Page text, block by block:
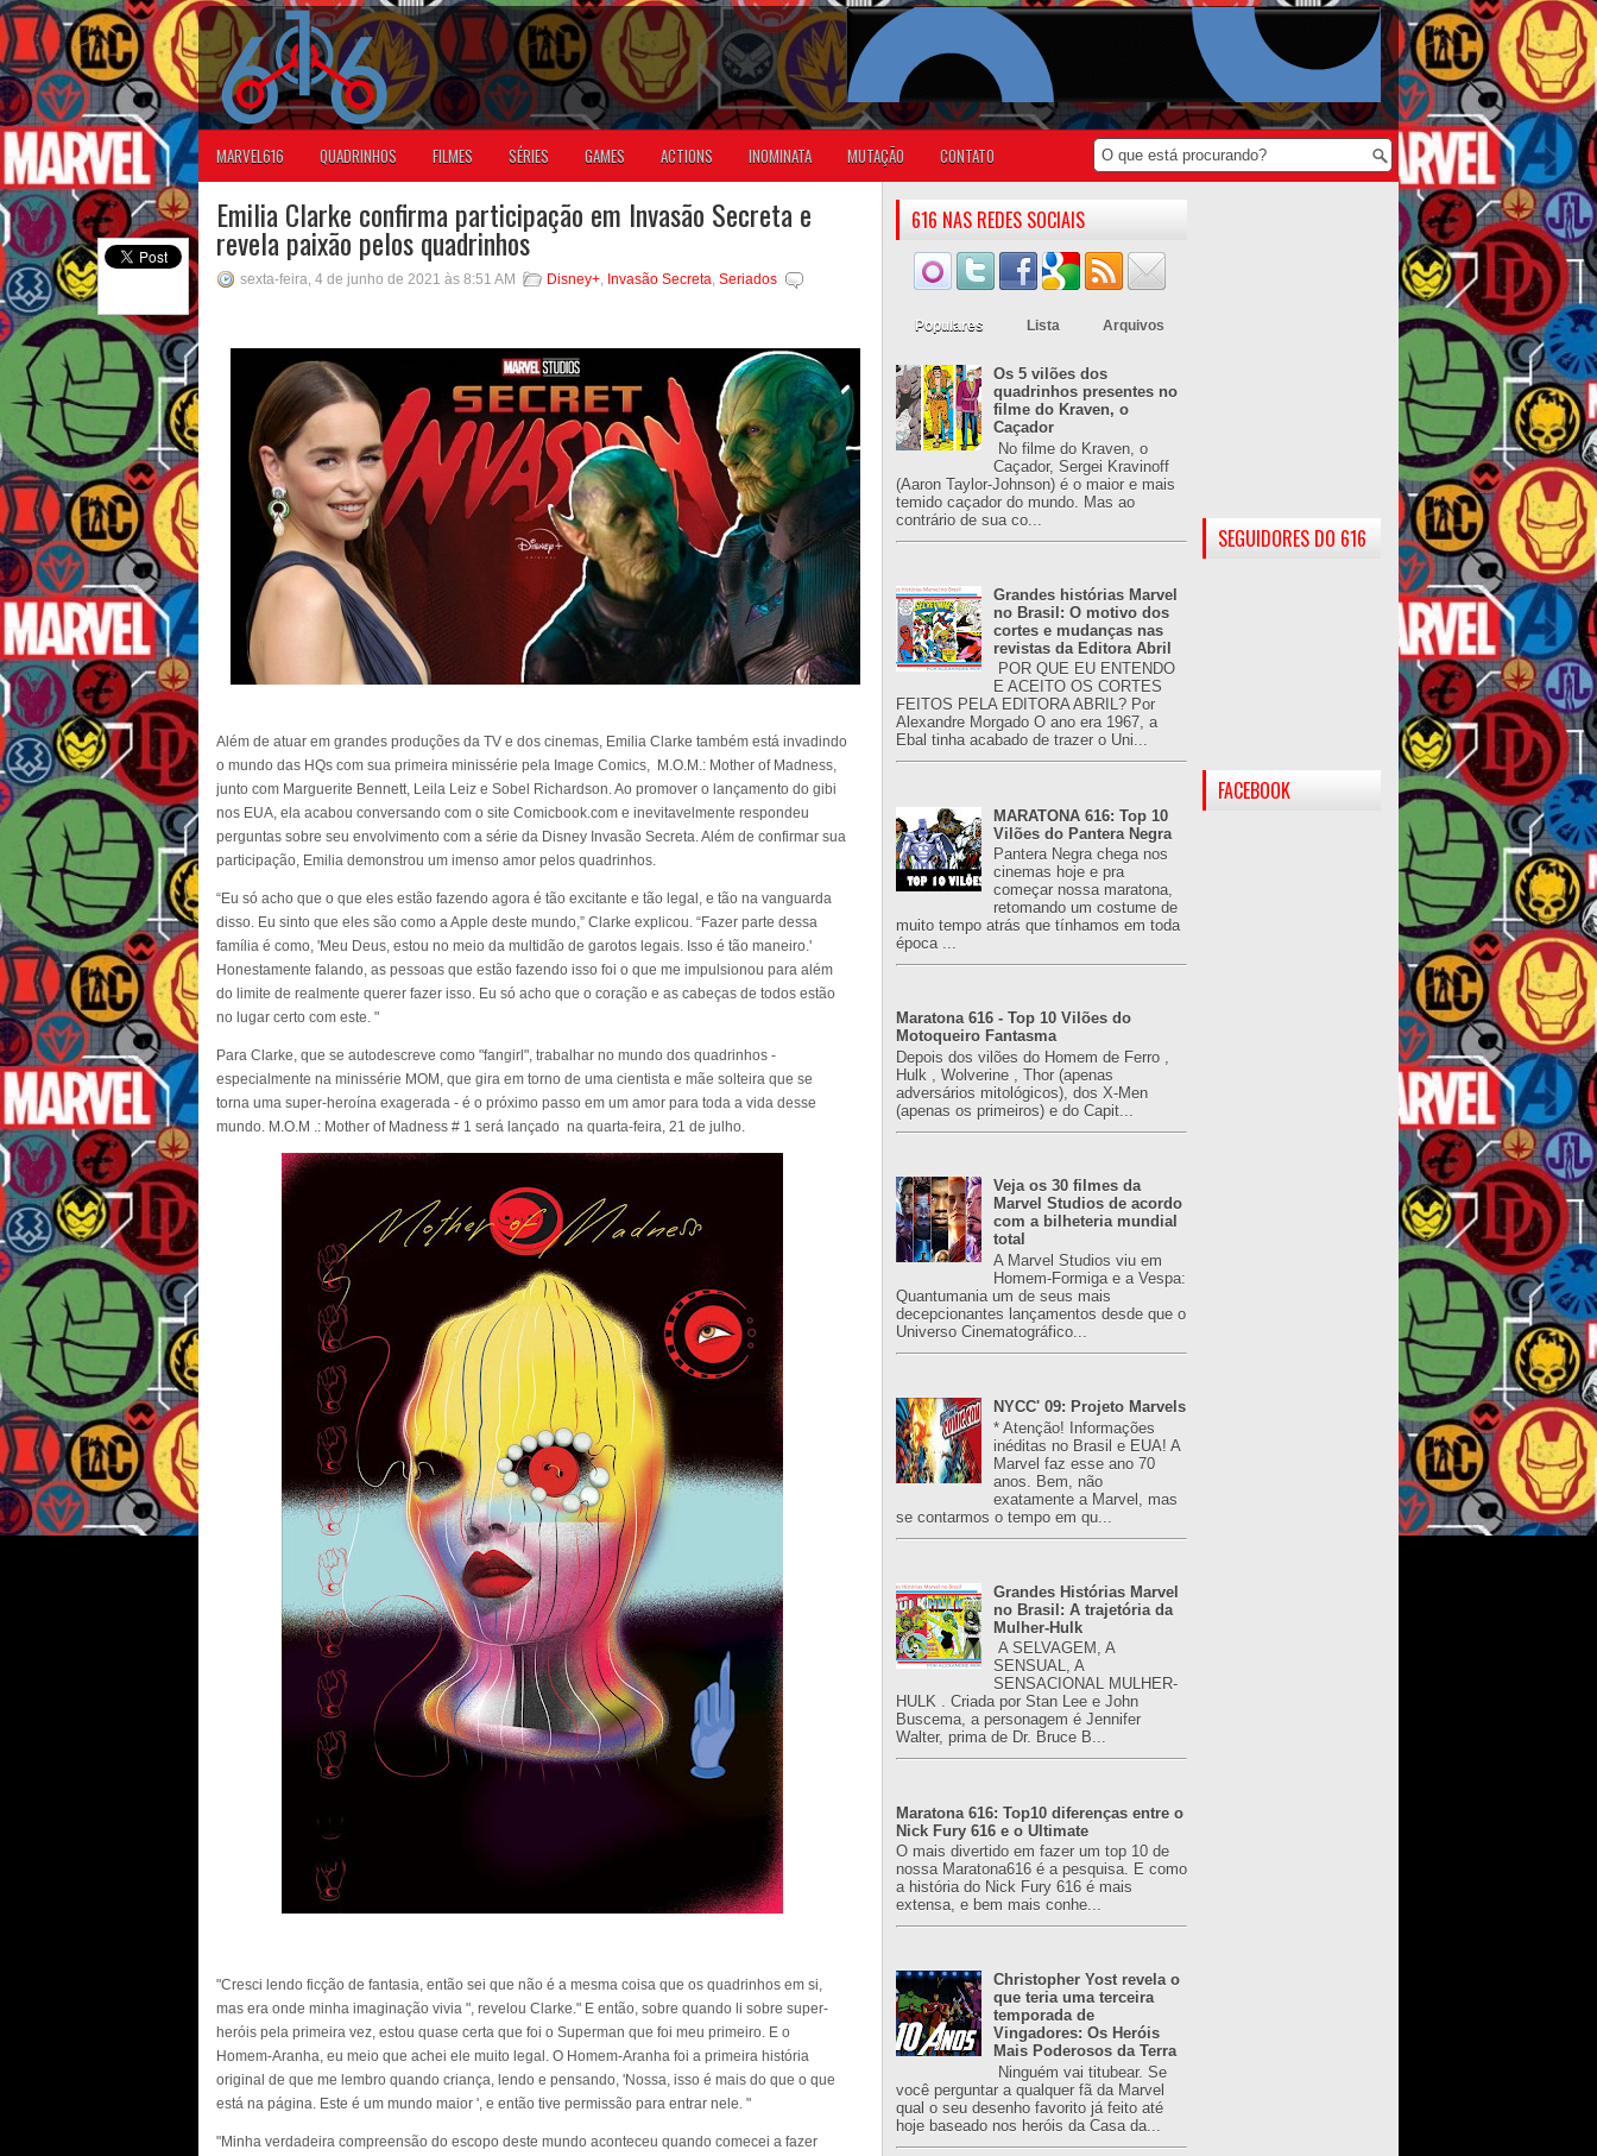
MARVEL616 QUADRINHOS FILMES SÉRIES GAMES ACTIONS INOMINATA MUTAÇÃO CONTATO
Emilia Clarke confirma participação em Invasão Secreta e
revela paixão pelos quadrinhos
sexta-feira, 4 de junho de 2021 às 8:51 AM Disney+, Invasão Secreta, Seriados
Além de atuar em grandes produções da TV e dos cinemas, Emilia Clarke também está invadindo
o mundo das HQs com sua primeira minissérie pela Image Comics, M.O.M.: Mother of Madness,
junto com Marguerite Bennett, Leila Leiz e Sobel Richardson. Ao promover o lançamento do gibi
nos EUA, ela acabou conversando com o site Comicbook.com e inevitavelmente respondeu
perguntas sobre seu envolvimento com a série da Disney Invasão Secreta. Além de confirmar sua
participação, Emilia demonstrou um imenso amor pelos quadrinhos.
“Eu só acho que o que eles estão fazendo agora é tão excitante e tão legal, e tão na vanguarda
disso. Eu sinto que eles são como a Apple deste mundo,” Clarke explicou. “Fazer parte dessa
família é como, 'Meu Deus, estou no meio da multidão de garotos legais. Isso é tão maneiro.'
Honestamente falando, as pessoas que estão fazendo isso foi o que me impulsionou para além
do limite de realmente querer fazer isso. Eu só acho que o coração e as cabeças de todos estão
no lugar certo com este. "
Para Clarke, que se autodescreve como "fangirl", trabalhar no mundo dos quadrinhos -
especialmente na minissérie MOM, que gira em torno de uma cientista e mãe solteira que se
torna uma super-heroína exagerada - é o próximo passo em um amor para toda a vida desse
mundo. M.O.M .: Mother of Madness # 1 será lançado na quarta-feira, 21 de julho.
"Cresci lendo ficção de fantasia, então sei que não é a mesma coisa que os quadrinhos em si,
mas era onde minha imaginação vivia ", revelou Clarke." E então, sobre quando li sobre super-
heróis pela primeira vez, estou quase certa que foi o Superman que foi meu primeiro. E o
Homem-Aranha, eu meio que achei ele muito legal. O Homem-Aranha foi a primeira história
original de que me lembro quando criança, lendo e pensando, 'Nossa, isso é mais do que o que
está na página. Este é um mundo maior ', e então tive permissão para entrar nele. "
"Minha verdadeira compreensão do escopo deste mundo aconteceu quando comecei a fazer
616 NAS REDES SOCIAIS
Populares Lista Arquivos
Os 5 vilões dos
quadrinhos presentes no
filme do Kraven, o
Caçador
No filme do Kraven, o
Caçador, Sergei Kravinoff
(Aaron Taylor-Johnson) é o maior e mais
temido caçador do mundo. Mas ao
contrário de sua co...
Grandes histórias Marvel
no Brasil: O motivo dos
cortes e mudanças nas
revistas da Editora Abril
POR QUE EU ENTENDO
E ACEITO OS CORTES
FEITOS PELA EDITORA ABRIL? Por
Alexandre Morgado O ano era 1967, a
Ebal tinha acabado de trazer o Uni...
MARATONA 616: Top 10
Vilões do Pantera Negra
Pantera Negra chega nos
cinemas hoje e pra
começar nossa maratona,
retomando um costume de
muito tempo atrás que tínhamos em toda
época ...
Maratona 616 - Top 10 Vilões do
Motoqueiro Fantasma
Depois dos vilões do Homem de Ferro ,
Hulk , Wolverine , Thor (apenas
adversários mitológicos), dos X-Men
(apenas os primeiros) e do Capit...
Veja os 30 filmes da
Marvel Studios de acordo
com a bilheteria mundial
total
A Marvel Studios viu em
Homem-Formiga e a Vespa:
Quantumania um de seus mais
decepcionantes lançamentos desde que o
Universo Cinematográfico...
NYCC' 09: Projeto Marvels
* Atenção! Informações
inéditas no Brasil e EUA! A
Marvel faz esse ano 70
anos. Bem, não
exatamente a Marvel, mas
se contarmos o tempo em qu...
Grandes Histórias Marvel
no Brasil: A trajetória da
Mulher-Hulk
A SELVAGEM, A
SENSUAL, A
SENSACIONAL MULHER-
HULK . Criada por Stan Lee e John
Buscema, a personagem é Jennifer
Walter, prima de Dr. Bruce B...
Maratona 616: Top10 diferenças entre o
Nick Fury 616 e o Ultimate
O mais divertido em fazer um top 10 de
nossa Maratona616 é a pesquisa. E como
a história do Nick Fury 616 é mais
extensa, e bem mais conhe...
Christopher Yost revela o
que teria uma terceira
temporada de
Vingadores: Os Heróis
Mais Poderosos da Terra
Ninguém vai titubear. Se
você perguntar a qualquer fã da Marvel
qual o seu desenho favorito já feito até
hoje baseado nos heróis da Casa da...
SEGUIDORES DO 616
FACEBOOK